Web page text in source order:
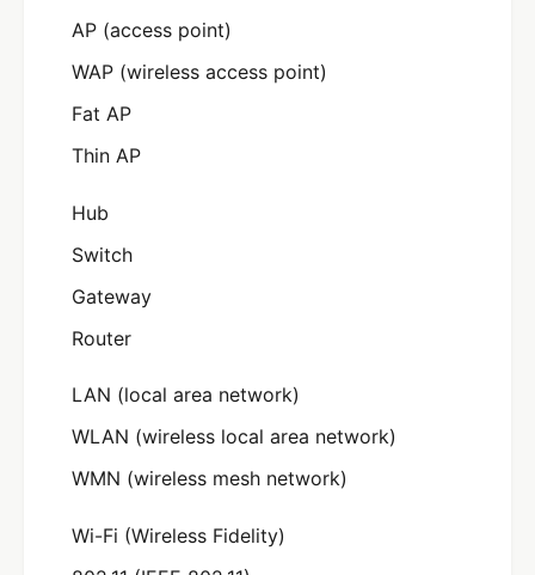
AP (access point)
WAP (wireless access point)
Fat AP
Thin AP
Hub
Switch
Gateway
Router
LAN (local area network)
WLAN (wireless local area network)
WMN (wireless mesh network)
Wi-Fi (Wireless Fidelity)